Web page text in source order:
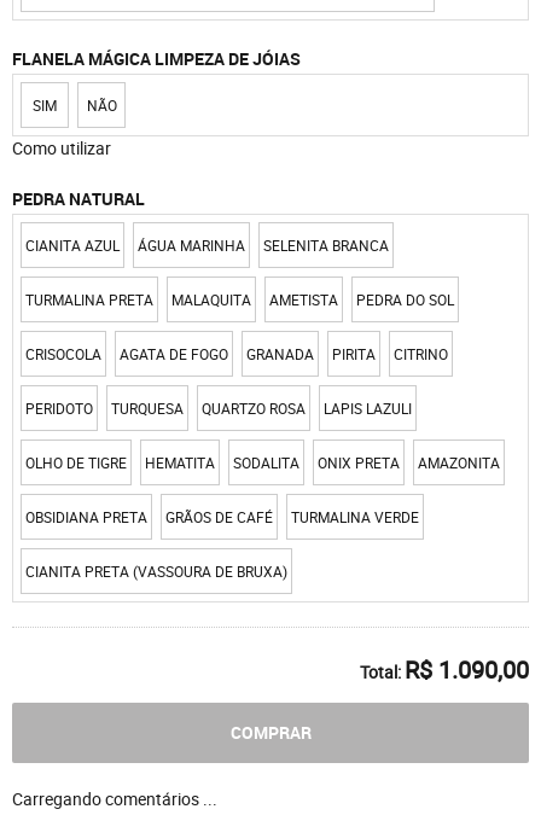
FLANELA MÁGICA LIMPEZA DE JÓIAS
SIM NÃO
Como utilizar
PEDRA NATURAL
CIANITA AZUL ÁGUA MARINHA SELENITA BRANCA
TURMALINA PRETA MALAQUITA AMETISTA PEDRA DO SOL
CRISOCOLA AGATA DE FOGO GRANADA PIRITA CITRINO
PERIDOTO TURQUESA QUARTZO ROSA LAPIS LAZULI
OLHO DE TIGRE HEMATITA SODALITA ONIX PRETA AMAZONITA
OBSIDIANA PRETA GRÃOS DE CAFÉ TURMALINA VERDE
CIANITA PRETA (VASSOURA DE BRUXA)
Total: R$ 1.090,00
COMPRAR
Carregando comentários ...